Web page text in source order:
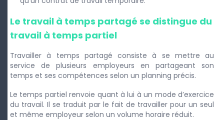
Le travail à temps partagé se distingue du
travail à temps partiel
Travailler à temps partagé consiste à se mettre au
service de plusieurs employeurs en partageant son
temps et ses compétences selon un planning précis.
Le temps partiel renvoie quant à lui à un mode d’exercice
du travail. Il se traduit par le fait de travailler pour un seul
et même employeur selon un volume horaire réduit.